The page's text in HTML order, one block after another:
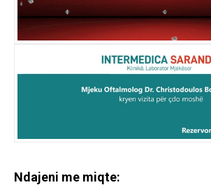
Ndajeni me miqte: